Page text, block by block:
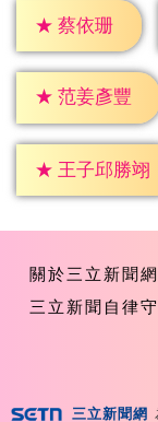
★ 蔡依珊
★ 范姜彥豐
★ 王子邱勝翊
關於三立新聞網
三立新聞自律守
三立新聞網